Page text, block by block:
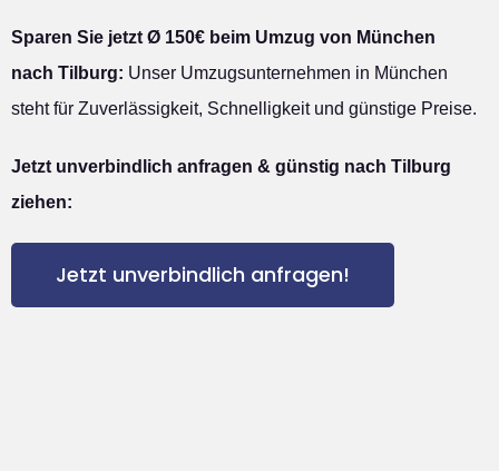
Sparen Sie jetzt Ø 150€ beim Umzug von München
nach Tilburg: Unser Umzugsunternehmen in München
steht für Zuverlässigkeit, Schnelligkeit und günstige Preise.
Jetzt unverbindlich anfragen & günstig nach Tilburg
ziehen:
Jetzt unverbindlich anfragen!